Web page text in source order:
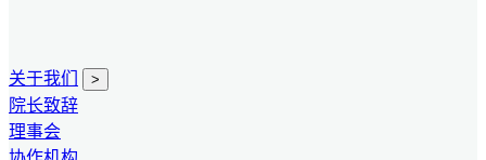
关于我们 >
院长致辞
理事会